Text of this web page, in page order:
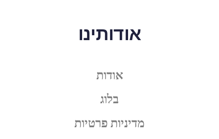
אודותינו
אודות
בלוג
מדיניות פרטיות